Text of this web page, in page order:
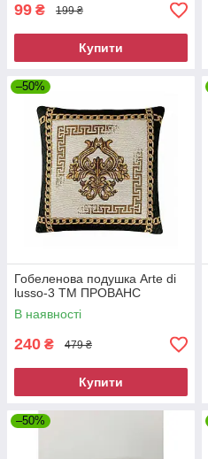
99 ₴ 199 ₴
Купити
–50%
Гобеленова подушка Arte di
lusso-3 ТМ ПРОВАНС
В наявності
240 ₴ 479 ₴
Купити
–50%